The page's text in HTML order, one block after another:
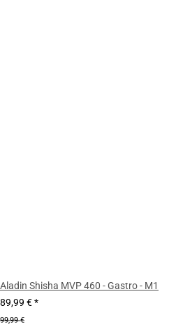
Aladin Shisha MVP 460 - Gastro - M1
89,99 €*
99,99 €